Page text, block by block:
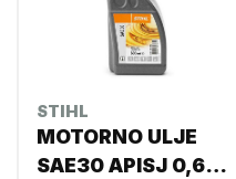
STIHL
MOTORNO ULJE
SAE30 APISJ 0,6L